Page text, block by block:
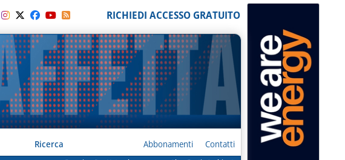
RICHIEDI ACCESSO GRATUITO
Ricerca Abbonamenti Contatti